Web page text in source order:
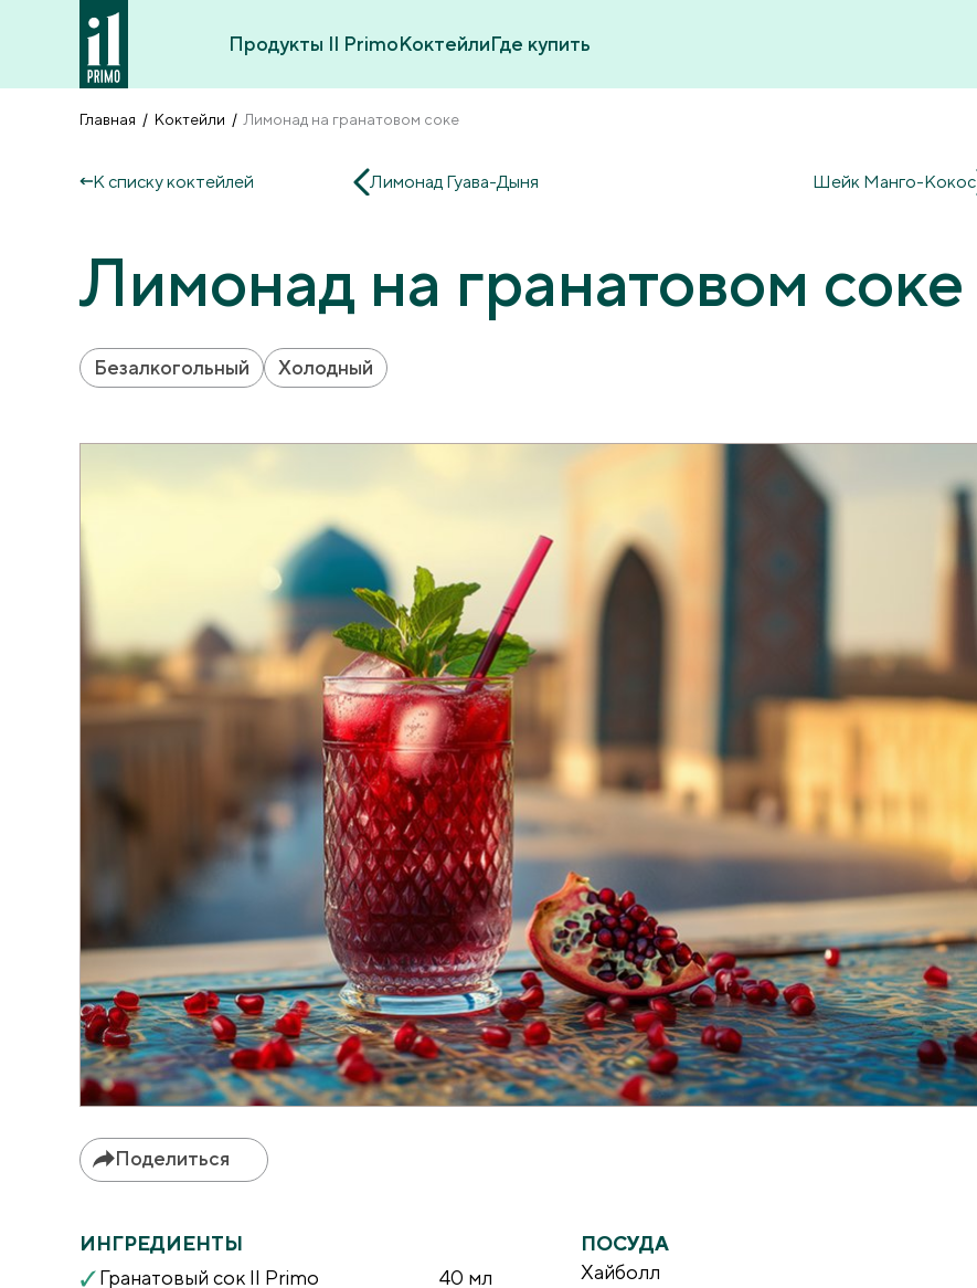
Продукты Il PrimoКоктейлиГде купить
Главная Коктейли Лимонад на гранатовом соке
К списку коктейлей Лимонад Гуава-Дыня Шейк Манго-Кокос
Лимонад на гранатовом соке
Безалкогольный Холодный
Поделиться
ИНГРЕДИЕНТЫ
Гранатовый сок Il Primo
40 мл
ПОСУДА
Хайболл